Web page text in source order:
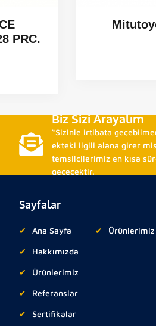
PRC.
Biz Sizi Arayalım
“Sizinle irtibata
ekteki ilgili alana girer
temsilcilerimiz en kısa
geçecektir.
Sayfalar
Ana Sayfa
Hakkımızda
Ürünlerimiz
Referanslar
Sertifikalar
Ürünlerimiz